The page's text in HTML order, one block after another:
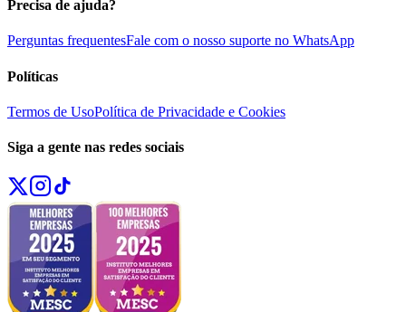
Precisa de ajuda?
Perguntas frequentesFale com o nosso suporte no WhatsApp
Políticas
Termos de UsoPolítica de Privacidade e Cookies
Siga a gente nas redes sociais